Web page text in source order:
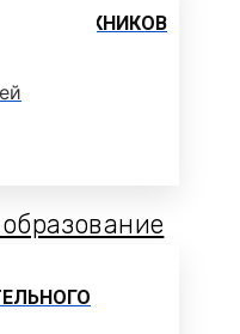
ВЫПУСКНИКОВ